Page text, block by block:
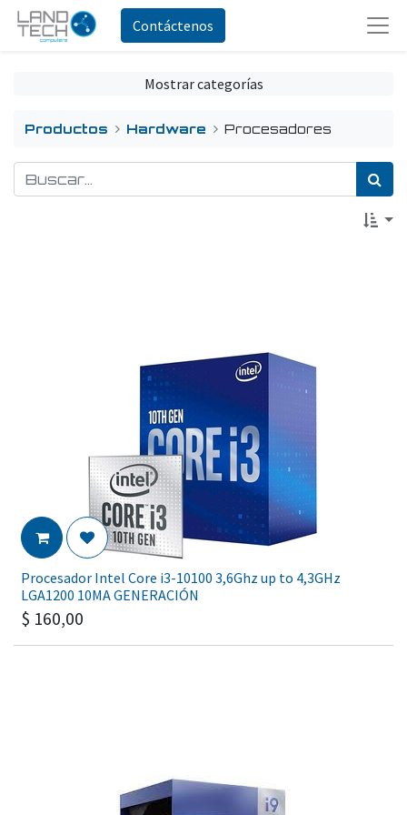
Contáctenos
Mostrar categorías
Productos Hardware Procesadores
Procesador Intel Core i3-10100 3,6Ghz up to 4,3GHz
LGA1200 10MA GENERACIÓN
$ 160,00